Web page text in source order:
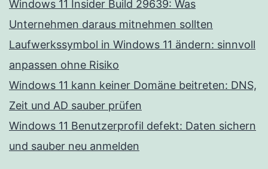
Windows 11 Insider Build 29639: Was
Unternehmen daraus mitnehmen sollten
Laufwerkssymbol in Windows 11 ändern: sinnvoll
anpassen ohne Risiko
Windows 11 kann keiner Domäne beitreten: DNS,
Zeit und AD sauber prüfen
Windows 11 Benutzerprofil defekt: Daten sichern
und sauber neu anmelden